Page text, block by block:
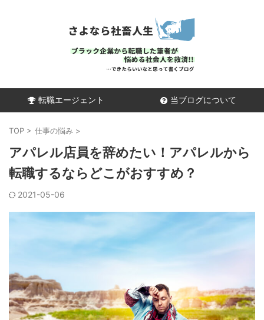
転職エージェント 当ブログについて
TOP > 仕事の悩み >
アパレル店員を辞めたい！アパレルから
転職するならどこがおすすめ？
2021-05-06